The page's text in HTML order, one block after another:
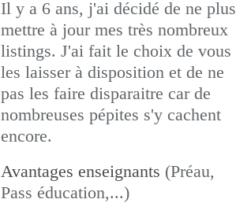
Il y a 6 ans, j'ai décidé de ne plus
mettre à jour mes très nombreux
listings. J'ai fait le choix de vous
les laisser à disposition et de ne
pas les faire disparaitre car de
nombreuses pépites s'y cachent
encore.
Avantages enseignants (Préau,
Pass éducation,...)